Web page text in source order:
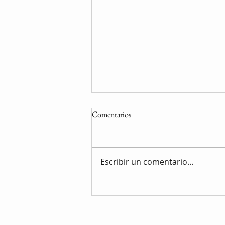
Sana a tu niña interior
Comentarios
Escribir un comentario...